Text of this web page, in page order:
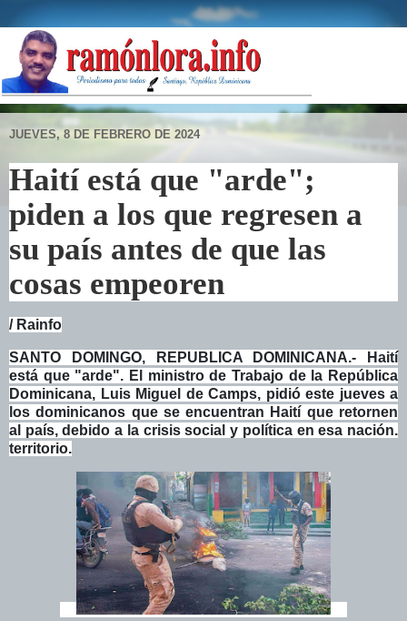
JUEVES, 8 DE FEBRERO DE 2024
Haití está que "arde";
piden a los que regresen a
su país antes de que las
cosas empeoren
/ Rainfo
SANTO DOMINGO, REPUBLICA DOMINICANA.- Haití
está que "arde". El ministro de Trabajo de la República
Dominicana, Luis Miguel de Camps, pidió este jueves a
los dominicanos que se encuentran Haití que retornen
al país, debido a la crisis social y política en esa nación.
territorio.